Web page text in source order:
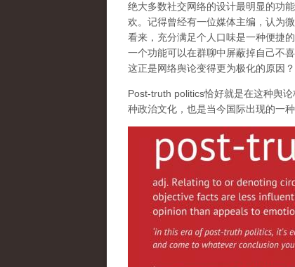
绝大多数社交网络的设计最明显的功
欢。记得曾经有一位媒体主编，认为
看来，充分满足个人口味是一种便捷
一个功能可以在群聊中屏蔽掉自己不
这正是网络舆论变得更为极化的原因
Post-truth politics恰好就是在这种舆
种政治文化，也是当今国际出现的一